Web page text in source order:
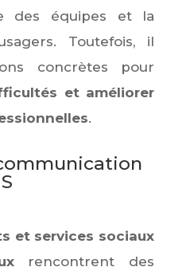
des équipes et la
Toutefois, il
concrètes pour
et améliorer
.
et services sociaux
rencontrent des